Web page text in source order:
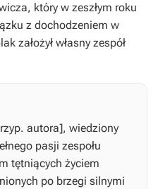
który w zeszłym roku
z dochodzeniem w
założył własny zespół
autora], wiedziony
pasji zespołu
tętniących życiem
po brzegi silnymi